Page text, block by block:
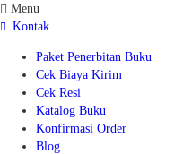
Menu
Kontak
Paket Penerbitan Buku
Cek Biaya Kirim
Cek Resi
Katalog Buku
Konfirmasi Order
Blog